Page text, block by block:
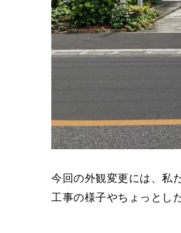
今回の外観変更には、私
工事の様子やちょっとし